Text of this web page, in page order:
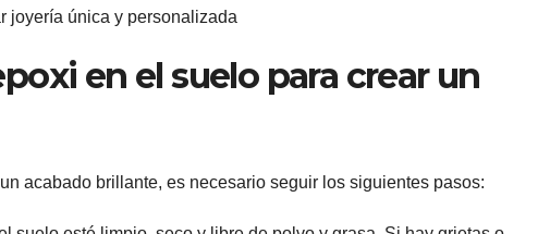
en el suelo para crear un
acabado brillante, es necesario seguir los siguientes pasos: